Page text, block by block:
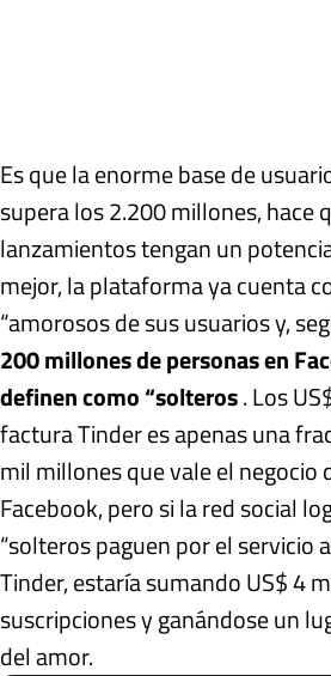
Es que la enorme base de
supera los 2.200 millones, hace
lanzamientos tengan un
mejor, la plataforma ya cuenta
“amorosos de sus usuarios y,
200 millones de personas en
definen como “solteros. Los
factura Tinder es apenas una
mil millones que vale el negocio
Facebook, pero si la red social
“solteros paguen por el servicio
Tinder, estaría sumando US$ 4
suscripciones y ganándose un
del amor.